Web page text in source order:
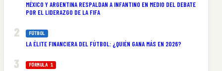
MÉXICO Y ARGENTINA RESPALDAN A INFANTINO EN MEDIO DEL DEBATE
POR EL LIDERAZGO DE LA FIFA
FÚTBOL
LA ÉLITE FINANCIERA DEL FÚTBOL: ¿QUIÉN GANA MÁS EN 2026?
FÓRMULA 1